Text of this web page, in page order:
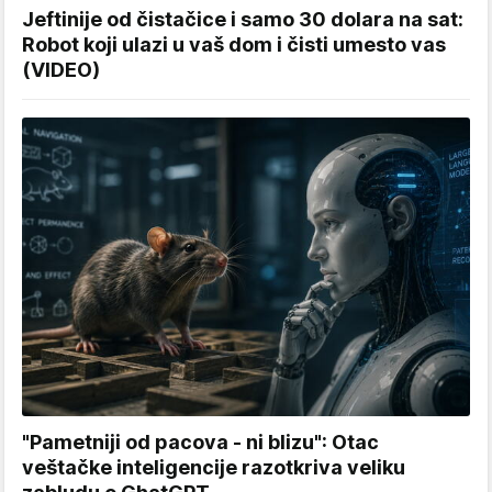
Jeftinije od čistačice i samo 30 dolara na sat:
Robot koji ulazi u vaš dom i čisti umesto vas
(VIDEO)
"Pametniji od pacova - ni blizu": Otac
veštačke inteligencije razotkriva veliku